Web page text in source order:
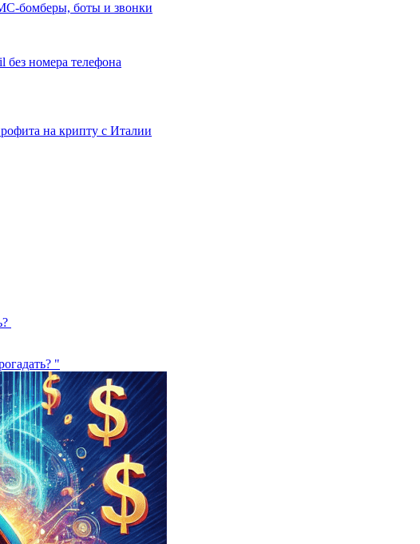
бомберы, боты и звонки
без номера телефона
на крипту с Италии
"